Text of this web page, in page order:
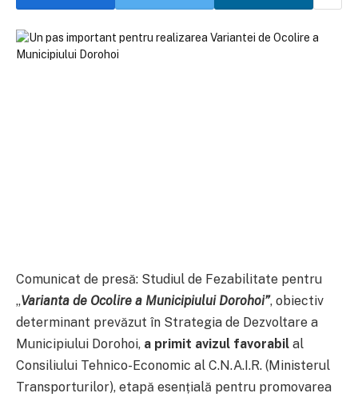
Comunicat de presă: Studiul de Fezabilitate pentru
„Varianta de Ocolire a Municipiului Dorohoi”, obiectiv
determinant prevăzut în Strategia de Dezvoltare a
Municipiului Dorohoi, a primit avizul favorabil al
Consiliului Tehnico-Economic al C.N.A.I.R. (Ministerul
Transporturilor), etapă esențială pentru promovarea